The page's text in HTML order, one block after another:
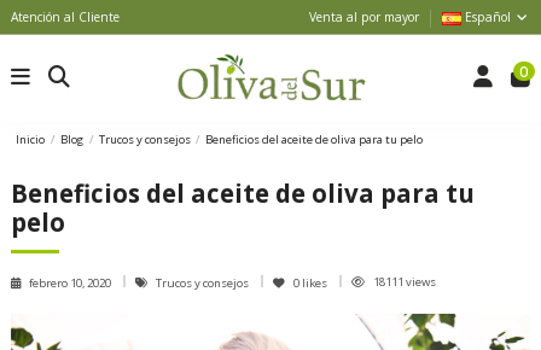
Atención al Cliente Venta al por mayor Español
0
Inicio Blog Trucos y consejos Beneficios del aceite de oliva para tu pelo
Beneficios del aceite de oliva para tu
pelo
febrero 10, 2020 Trucos y consejos 0 likes 18111 views